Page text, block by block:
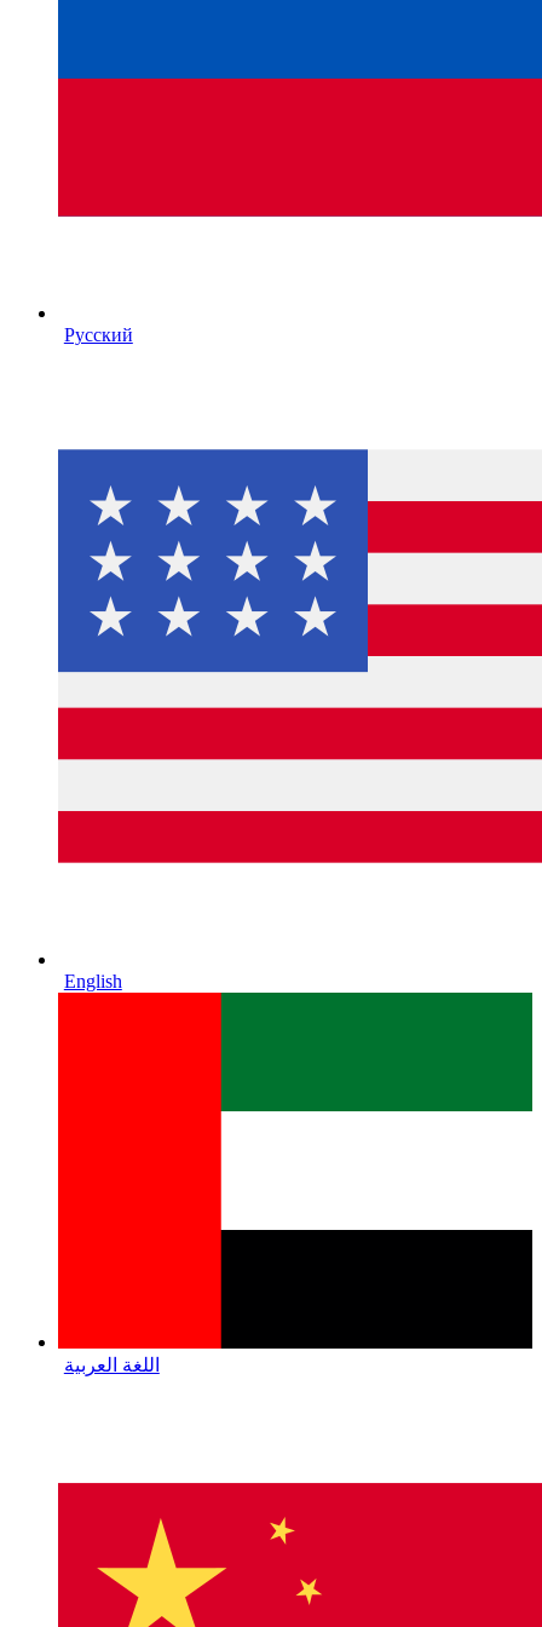
Русский
English
اللغة العربية